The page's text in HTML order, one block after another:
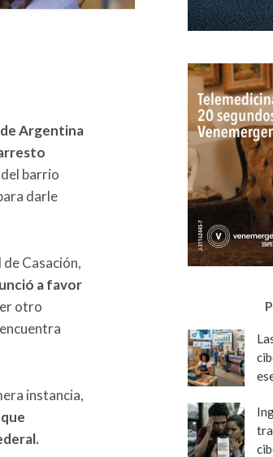
de Argentina
barrio
darle
Casación,
a favor
otro
instancia,
que